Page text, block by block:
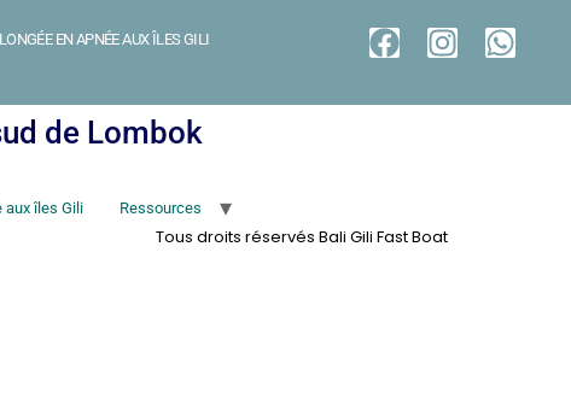
EN APNÉE AUX ÎLES GILI
de Lombok
aux îles Gili Ressources
Tous droits réservés Bali Gili Fast Boat